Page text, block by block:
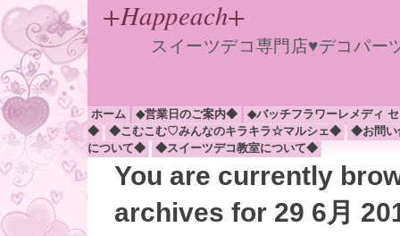
+Happeach+
スイーツデコ専門店♥デコパ
ホーム ◆営業日のご案内◆
◆バッチフラワーレメディ
◆
◆こむこむ♡みんなのキラキラ☆マルシェ◆
◆お問
について◆
◆スイーツデコ教室について◆
You are currently
archives for 29 6月